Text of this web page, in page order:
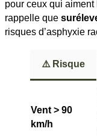
pour ceux qui aiment
rappelle que
risques d’asphyxie
⚠️ Risque
Vent > 90
km/h